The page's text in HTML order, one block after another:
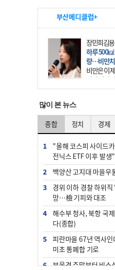
부산메디클럽+
장민희김
하루 500
량…비만
비만은 이
제가 아니
하고 치료
많이 본 뉴스
종합 정치 경제
1
"올해 코스피 사이드
전닉스 ETF 이후 발생"
2
백양산 고지대 마을우
3
경위 이하 경찰 하위직
망…檢 기피와 대조
4
해수부 청사, 북항 국
다(종합)
5
피란마을 67년 역사
미초 통폐합 기로
6
부울경 주말부터 비소